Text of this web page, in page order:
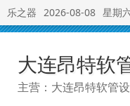
乐之器 2026-08-08 星期
大连昂特软
主营：大连昂特软管